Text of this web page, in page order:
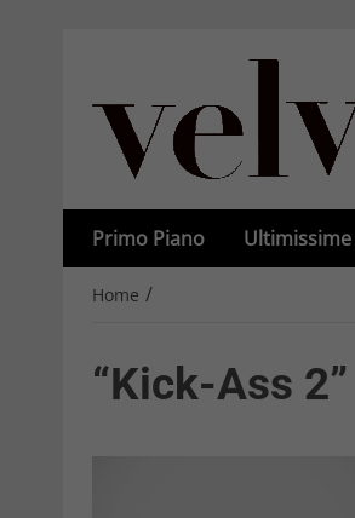
Primo Piano Ultimissime
Home /
“Kick-Ass